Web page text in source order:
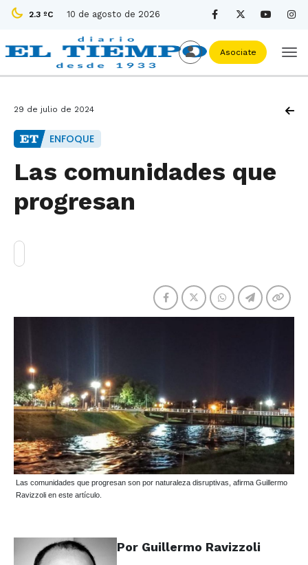
2.3 ºC 10 de agosto de 2026
Asociate
29 de julio de 2024
ENFOQUE
Las comunidades que
progresan
Las comunidades que progresan son por naturaleza disruptivas, afirma Guillermo
Ravizzoli en este artículo.
Por Guillermo Ravizzoli